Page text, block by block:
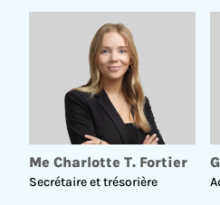
Me Charlotte T. Fortier
Secrétaire et trésorière